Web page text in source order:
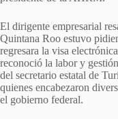
El dirigente empresarial
Quintana Roo estuvo
regresara la visa
reconoció la labor y
del secretario estatal de
quienes encabezaron
el gobierno federal.